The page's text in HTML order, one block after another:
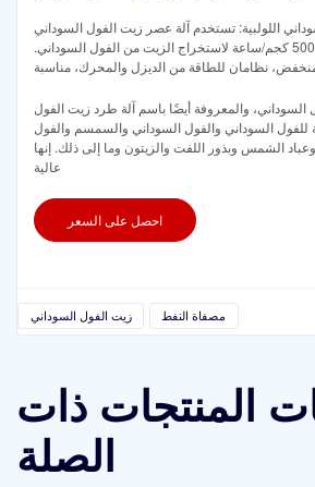
اللولبية: تستخدم آلة عصر زيت الفول السوداني
اللولبية الواحدة بقوة 500 كجم/ساعة لاستخراج الزيت من الفول السوداني.
نظامان للطاقة من الديزل والمحرك، مناسبة
والمعروفة أيضًا باسم آلة طرد زيت الفول
للفول السوداني والفول السوداني والسمسم والفول
الشمس وبذور اللفت والزيتون وما إلى ذلك. إنها
عالية
احصل على السعر
زيت الفول السوداني مصفاة النفط
المنتجات ذات
الصلة